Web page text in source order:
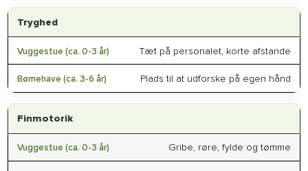
Tryghed
Tæt på personalet, korte afstande
Plads til at udforske på egen hånd
Finmotorik
Gribe, røre, fylde og tømme